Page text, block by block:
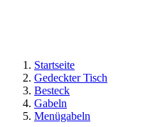
Startseite
Gedeckter Tisch
Besteck
Gabeln
Menügabeln